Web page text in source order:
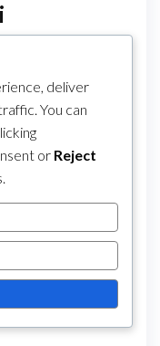
i coinvolti.
multipli o
utenti, quindi
benefici
codici online,
avere
pubblica.
la
con la
deliver
You can
or Reject